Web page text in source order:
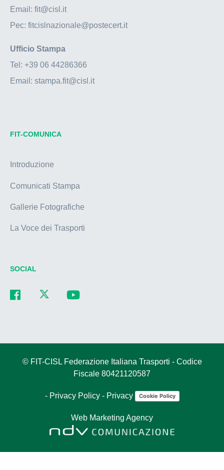
Email: fit@cisl.it
Pec: fitcislnazionale@postecert.it
Ufficio Stampa
Tel: +39 06 44286366
Email: stampa.fit@cisl.it
FIT-COMUNICA
Introduzione
Comunicati Stampa
Gallerie Fotografiche
La Voce dei Trasporti
SOCIAL
© FIT-CISL Federazione Italiana Trasporti - Codice
Fiscale 80421120587
- Privacy Policy - Privacy Cookie Policy
Web Marketing Agency